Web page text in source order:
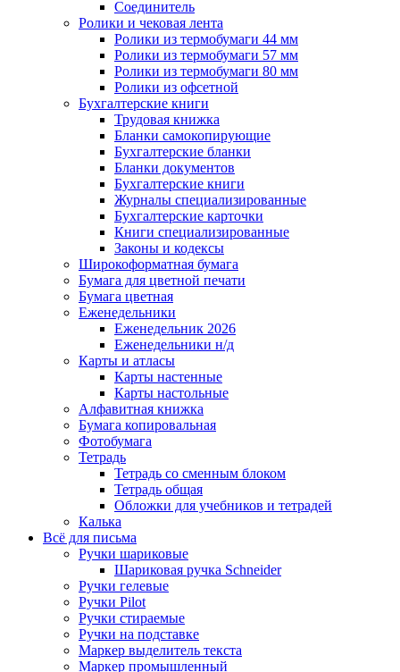
Соединитель
Ролики и чековая лента
Ролики из термобумаги 44 мм
Ролики из термобумаги 57 мм
Ролики из термобумаги 80 мм
Ролики из офсетной
Бухгалтерские книги
Трудовая книжка
Бланки самокопирующие
Бухгалтерские бланки
Бланки документов
Бухгалтерские книги
Журналы специализированные
Бухгалтерские карточки
Книги специализированные
Законы и кодексы
Широкоформатная бумага
Бумага для цветной печати
Бумага цветная
Еженедельники
Еженедельник 2026
Еженедельники н/д
Карты и атласы
Карты настенные
Карты настольные
Алфавитная книжка
Бумага копировальная
Фотобумага
Тетрадь
Тетрадь со сменным блоком
Тетрадь общая
Обложки для учебников и тетрадей
Калька
Всё для письма
Ручки шариковые
Шариковая ручка Schneider
Ручки гелевые
Ручки Pilot
Ручки стираемые
Ручки на подставке
Маркер выделитель текста
Маркер промышленный